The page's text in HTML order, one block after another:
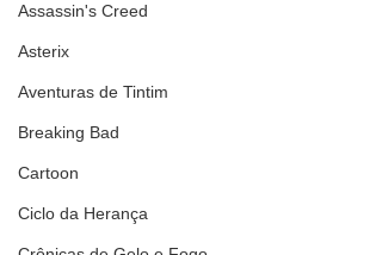
Assassin's Creed
Asterix
Aventuras de Tintim
Breaking Bad
Cartoon
Ciclo da Herança